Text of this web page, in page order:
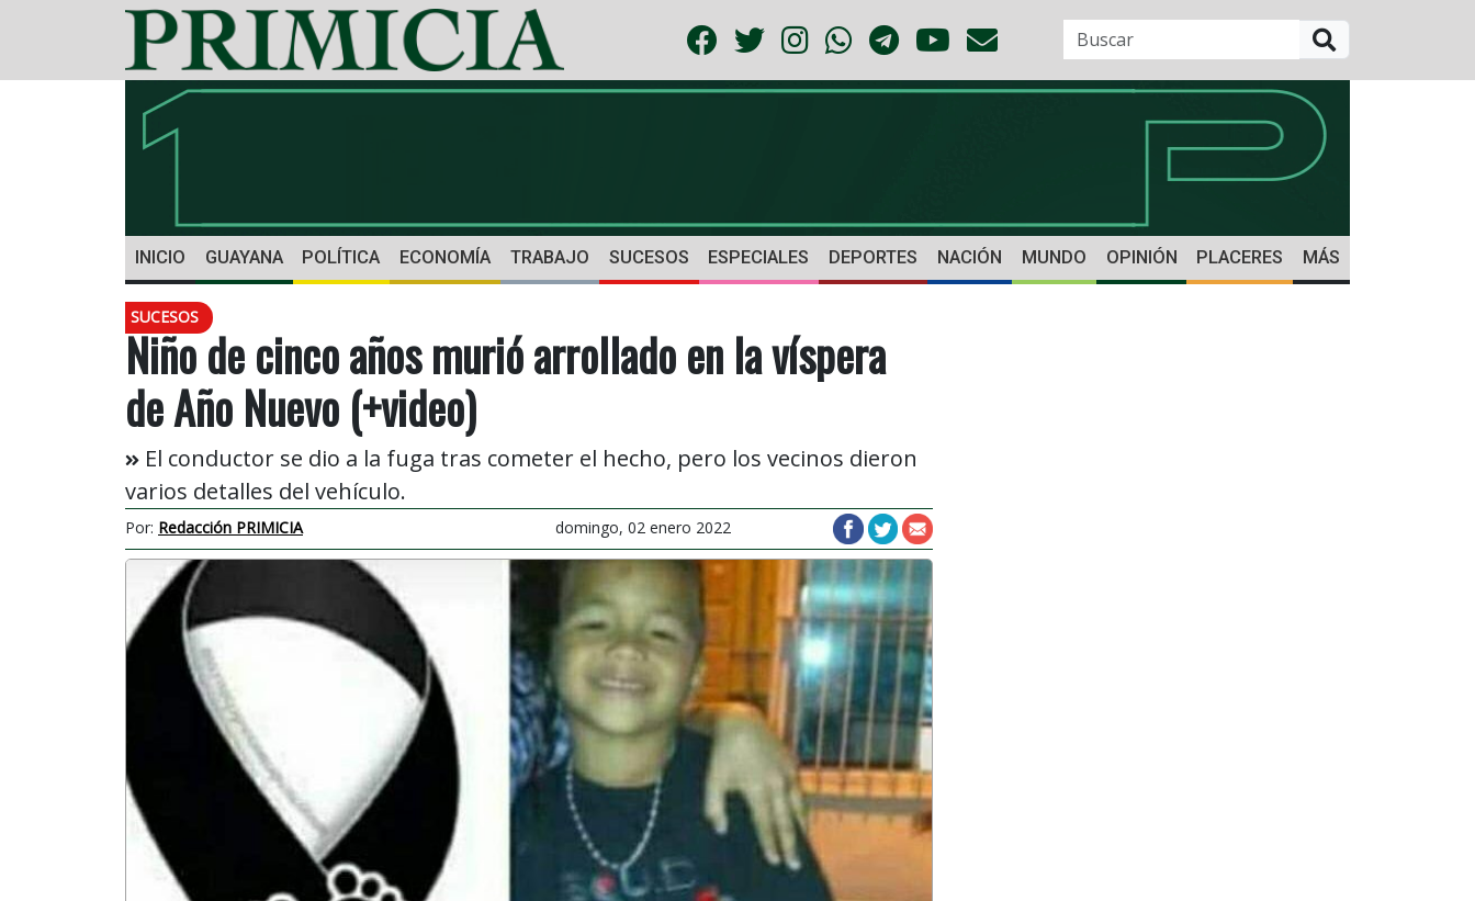
INICIO GUAYANA POLÍTICA ECONOMÍA TRABAJO SUCESOS ESPECIALES DEPORTES NACIÓN MUNDO OPINIÓN PLACERES MÁS
SUCESOS
Niño de cinco años murió arrollado en la víspera
de Año Nuevo (+video)
El conductor se dio a la fuga tras cometer el hecho, pero los vecinos dieron
varios detalles del vehículo.
Por: Redacción PRIMICIA domingo, 02 enero 2022